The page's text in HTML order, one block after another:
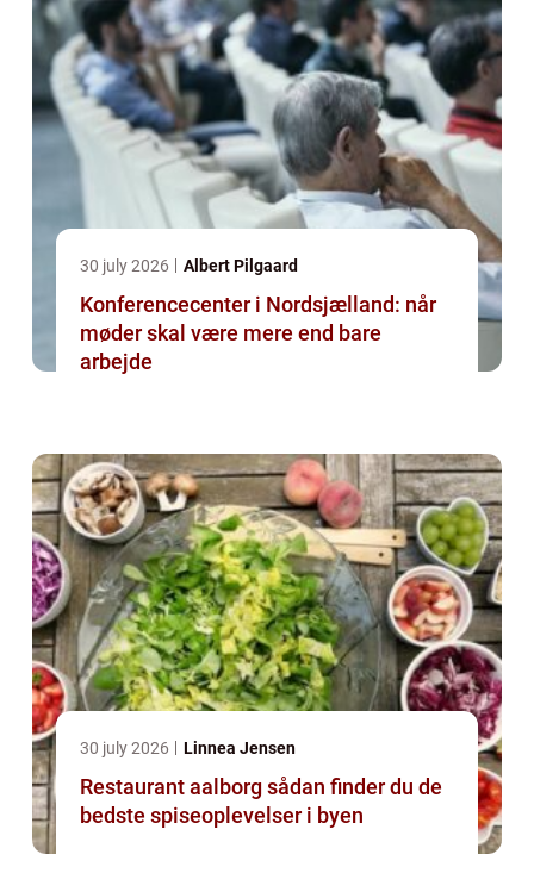
30 july 2026 Albert Pilgaard
Konferencecenter i Nordsjælland: når
møder skal være mere end bare
arbejde
30 july 2026 Linnea Jensen
Restaurant aalborg sådan finder du de
bedste spiseoplevelser i byen